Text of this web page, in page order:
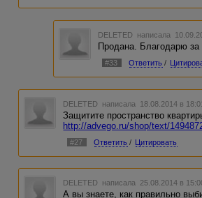
DELETED написала
Продана. Благодарю за
#33 Ответить /
DELETED написала 18.08.2014 в
Защитите пространство
http://advego.ru/shop/text/
#27 Ответить / Цитировать
DELETED написала 25.08.2014 в
А вы знаете, как правильно